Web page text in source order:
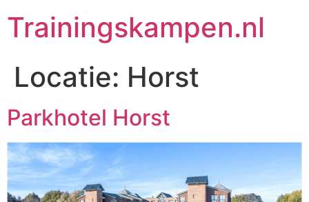
Trainingskampen.nl
Locatie: Horst
Parkhotel Horst